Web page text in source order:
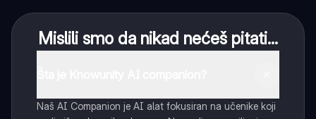
Mislili smo da nikad nećeš pitati...
Naš AI Companion je AI alat fokusiran na učenike koji